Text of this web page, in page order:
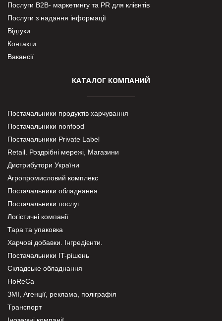
Послуги В2В- маркетингу та PR для клієнтів
Послуги з надання інформації
Відгуки
Контакти
Вакансії
КАТАЛОГ КОМПАНИЙ
Постачальники продуктів харчування
Постачальники nonfood
Постачальники Private Label
Retail. Роздрібні мережі, Магазини
Дистрибутори України
Агропромисловий комплекс
Постачальники обладнання
Постачальники послуг
Логістичні компанії
Тара та упаковка
Харчові добавки. Інгредієнти.
Постачальники IT-рішень
Складське обладнання
HoReCa
ЗМІ, Агенції, реклама, поліграфія
Транспорт